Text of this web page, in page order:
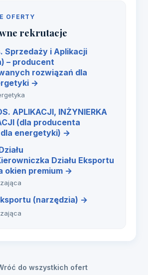
OFERTY
rekrutacje
Sprzedaży i Aplikacji
– producent
rozwiązań dla
→
APLIKACJI, INŻYNIERKA
(dla producenta
energetyki) →
Działu Eksportu
okien premium →
(narzędzia) →
do wszystkich ofert